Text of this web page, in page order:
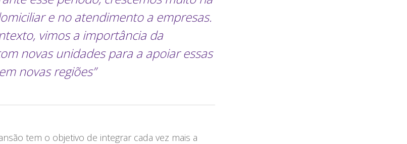
e no atendimento a empresas.
vimos a importância da
novas unidades para a apoiar essas
novas regiões”
tem o objetivo de integrar cada vez mais a